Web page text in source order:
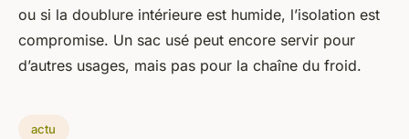
ou si la doublure intérieure est humide, l’isolation est
compromise. Un sac usé peut encore servir pour
d’autres usages, mais pas pour la chaîne du froid.
actu